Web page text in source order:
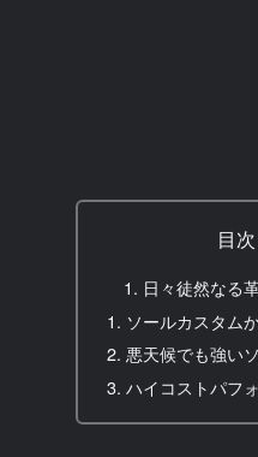
目次
日々徒然なる
ソールカスタム
悪天候でも強い
ハイコストパフ